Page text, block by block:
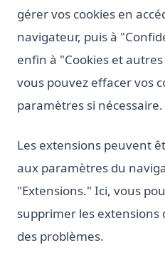
gérer vos cookies en
navigateur, puis à
enfin à "Cookies et
vous pouvez effacer vos
paramètres si nécessaire.
Les extensions peuvent
aux paramètres du
"Extensions." Ici, vous
supprimer les
des problèmes.